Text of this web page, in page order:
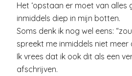
Het ‘opstaan er moet van alles
inmiddels diep in mijn botten.
Soms denk ik nog wel eens:
spreekt me inmiddels niet meer
Ik vrees dat ik ook dit als een
afschrijven.